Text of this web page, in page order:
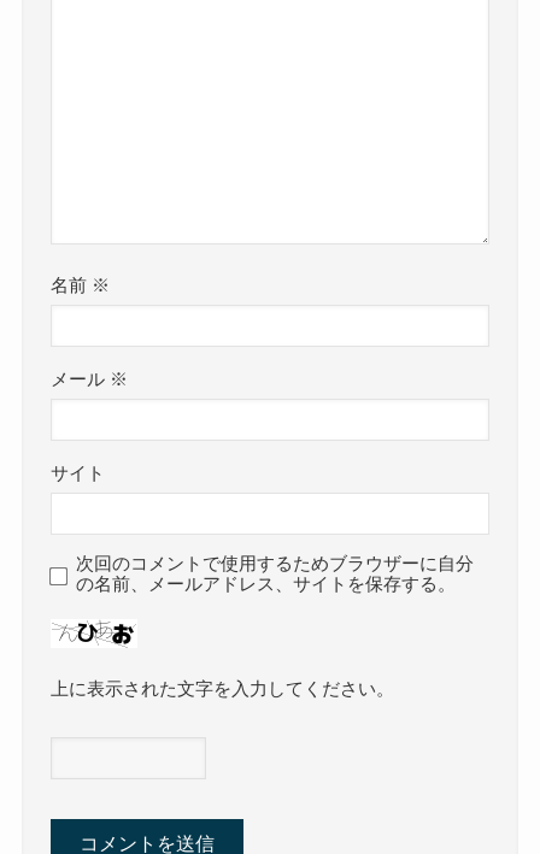
名前 ※
メール ※
サイト
次回のコメントで使用するためブラウザーに自分
の名前、メールアドレス、サイトを保存する。
上に表示された文字を入力してください。